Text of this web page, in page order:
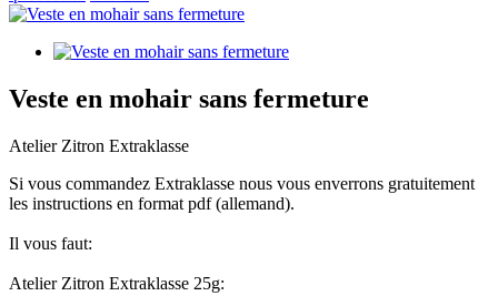
Veste en mohair sans fermeture
Atelier Zitron Extraklasse
Si vous commandez Extraklasse nous vous enverrons gratuitement
les instructions en format pdf (allemand).
Il vous faut:
Atelier Zitron Extraklasse 25g: